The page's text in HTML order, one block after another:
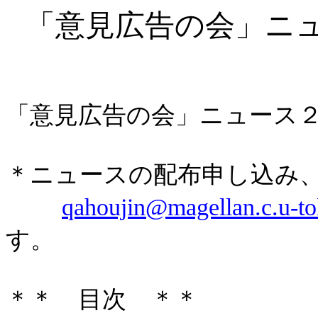
「意見広告の会」
「意見広告の会」ニュース
＊ニュースの配布申し込み
qahoujin@magellan.c.u-
す。
＊＊ 目次 ＊＊